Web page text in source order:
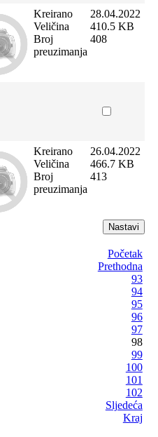
Kreirano
Veličina
Broj
preuzimanja
28.04.2022
410.5 KB
408
Kreirano
Veličina
Broj
preuzimanja
26.04.2022
466.7 KB
413
Početak
Prethodna
93
94
95
96
97
98
99
100
101
102
Sljedeća
Kraj